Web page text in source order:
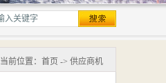
当前位置： 首页 -> 供应商机